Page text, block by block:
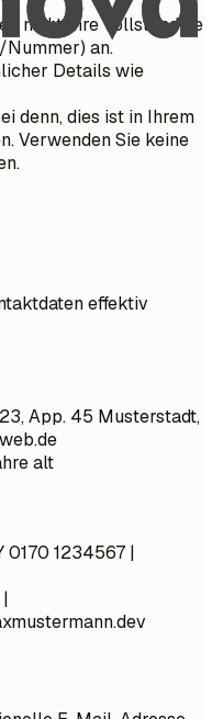
nicht Ihre vollständige
Nummer) an.
Details wie
denn, dies ist in Ihrem
Verwenden Sie keine
effektiv
App. 45 Musterstadt,
alt
0170 1234567 |